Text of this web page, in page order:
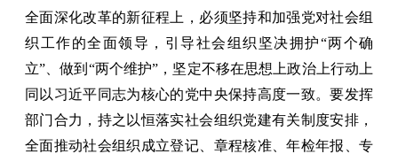
全面深化改革的新征程上，必须坚持和加强党对社会组
织工作的全面领导，引导社会组织坚决拥护“两个确
立”、做到“两个维护”，坚定不移在思想上政治上行动上
同以习近平同志为核心的党中央保持高度一致。要发挥
部门合力，持之以恒落实社会组织党建有关制度安排，
全面推动社会组织成立登记、章程核准、年检年报、专